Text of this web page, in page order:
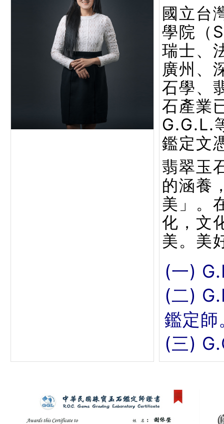
國立台
學院（
瑞士、
廣州、
石學、
石產業
G.G.L.
鑑定文
翡翠玉
的涵養
美」。
化，文
美。美
(一)
(二)
鑑定師
(三)